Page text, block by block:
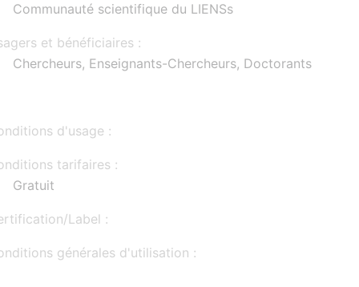
Communauté scientifique du LIENSs
et bénéficiaires :
Chercheurs, Enseignants-Chercheurs, Doctorants
d'usage :
tarifaires :
Gratuit
Label :
générales d'utilisation :